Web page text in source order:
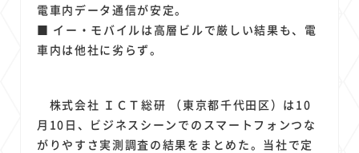
原材料費 1 端末価格 1 G20 1 購買力
スマートホーム家電 1 クラウド 1 ライドシェア 1
1
オンラインサロン 1
電車内データ通信が安定。
■ イー・モバイルは高層ビルで厳しい結果も、電
車内は他社に劣らず。
株式会社 ＩＣＴ総研 （東京都千代田区）は10
月10日、ビジネスシーンでのスマートフォンつな
がりやすさ実測調査の結果をまとめた。当社で定